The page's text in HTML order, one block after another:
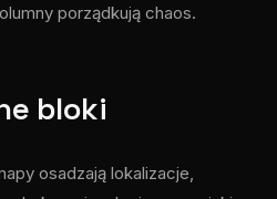
porządkują chaos.
bloki
osadzają lokalizacje,